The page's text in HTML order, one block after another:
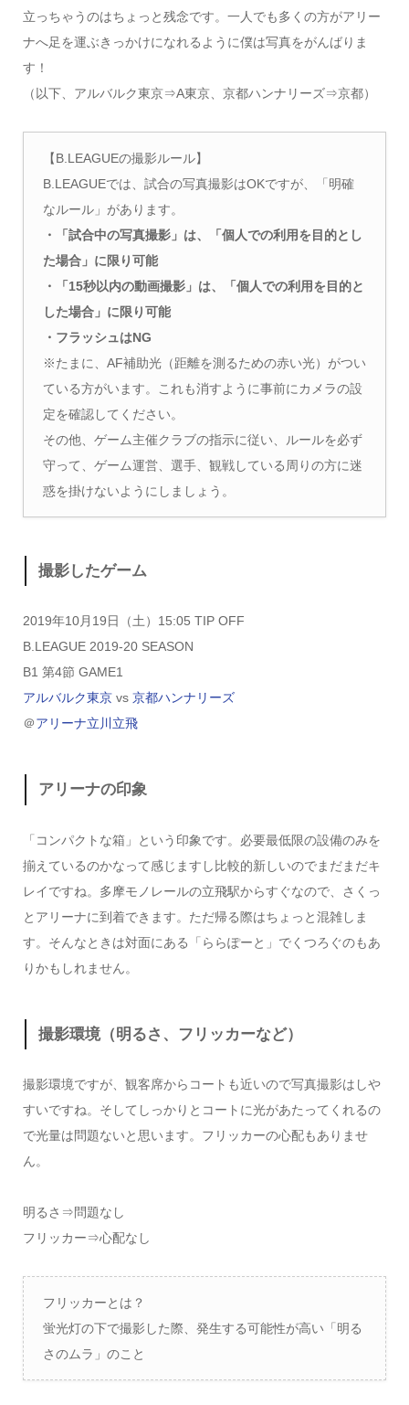
立っちゃうのはちょっと残念です。一人でも多くの方がアリー
ナへ足を運ぶきっかけになれるように僕は写真をがんばりま
す！
（以下、アルバルク東京⇒A東京、京都ハンナリーズ⇒京都）
【B.LEAGUEの撮影ルール】
B.LEAGUEでは、試合の写真撮影はOKですが、「明確
なルール」があります。
・「試合中の写真撮影」は、「個人での利用を目的とし
た場合」に限り可能
・「15秒以内の動画撮影」は、「個人での利用を目的と
した場合」に限り可能
・フラッシュはNG
※たまに、AF補助光（距離を測るための赤い光）がつい
ている方がいます。これも消すように事前にカメラの設
定を確認してください。
その他、ゲーム主催クラブの指示に従い、ルールを必ず
守って、ゲーム運営、選手、観戦している周りの方に迷
惑を掛けないようにしましょう。
撮影したゲーム
2019年10月19日（土）15:05 TIP OFF
B.LEAGUE 2019-20 SEASON
B1 第4節 GAME1
アルバルク東京vs 京都ハンナリーズ
＠アリーナ立川立飛
アリーナの印象
「コンパクトな箱」という印象です。必要最低限の設備のみを
揃えているのかなって感じますし比較的新しいのでまだまだキ
レイですね。多摩モノレールの立飛駅からすぐなので、さくっ
とアリーナに到着できます。ただ帰る際はちょっと混雑しま
す。そんなときは対面にある「ららぽーと」でくつろぐのもあ
りかもしれません。
撮影環境（明るさ、フリッカーなど）
撮影環境ですが、観客席からコートも近いので写真撮影はしや
すいですね。そしてしっかりとコートに光があたってくれるの
で光量は問題ないと思います。フリッカーの心配もありませ
ん。
明るさ⇒問題なし
フリッカー⇒心配なし
フリッカーとは？
蛍光灯の下で撮影した際、発生する可能性が高い「明る
さのムラ」のこと